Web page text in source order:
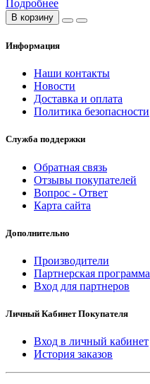
Подробнее
В корзину
Информация
Наши контакты
Новости
Доставка и оплата
Политика безопасности
Служба поддержки
Обратная связь
Отзывы покупателей
Вопрос - Ответ
Карта сайта
Дополнительно
Производители
Партнерская программа
Вход для партнеров
Личный Кабинет Покупателя
Вход в личный кабинет
История заказов